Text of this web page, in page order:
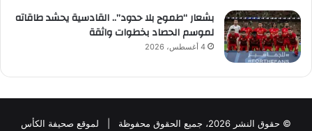
بشعار “طموح بلا حدود”.. القادسية يحشد طاقاته
لموسم الحصاد بخطوات واثقة
4 أغسطس، 2026
© حقوق النشر 2026، جميع الحقوق محفوظة | لموقع صحيفة الكأس